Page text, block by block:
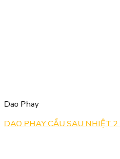
Dao Phay
DAO PHAY CẦU SAU NHIỆT